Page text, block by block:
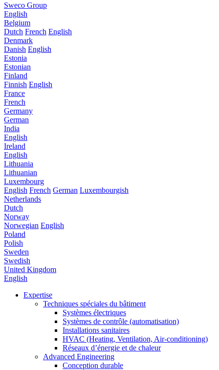
Sweco Group
English
Belgium
Dutch French English
Denmark
Danish English
Estonia
Estonian
Finland
Finnish English
France
French
Germany
German
India
English
Ireland
English
Lithuania
Lithuanian
Luxembourg
English French German Luxembourgish
Netherlands
Dutch
Norway
Norwegian English
Poland
Polish
Sweden
Swedish
United Kingdom
English
Expertise
Techniques spéciales du bâtiment
Systèmes électriques
Systèmes de contrôle (automatisation)
Installations sanitaires
HVAC (Heating, Ventilation, Air-conditioning)
Réseaux d’énergie et de chaleur
Advanced Engineering
Conception durable